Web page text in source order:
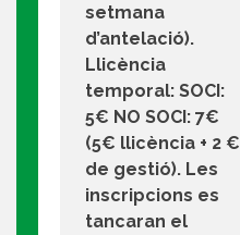
setmana
d’antelació).
Llicència
temporal: SOCI:
5€ NO SOCI: 7€
(5€ llicència + 2 €
de gestió). Les
inscripcions es
tancaran el